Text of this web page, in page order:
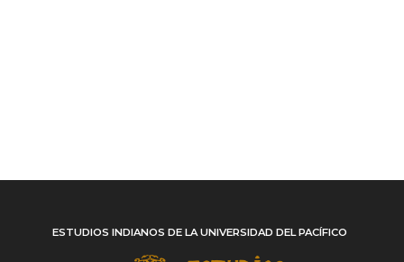
ESTUDIOS INDIANOS DE LA UNIVERSIDAD DEL PACÍFICO